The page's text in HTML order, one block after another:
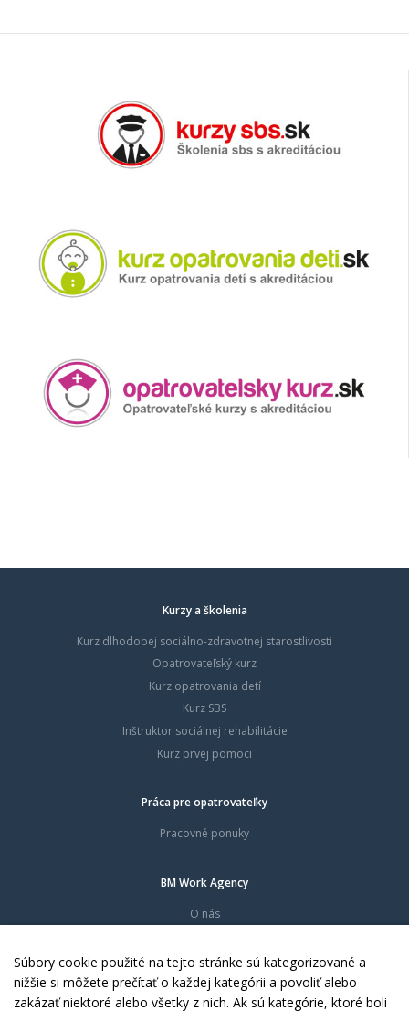
Kurzy a školenia
Kurz dlhodobej sociálno-zdravotnej starostlivosti
Opatrovateľský kurz
Kurz opatrovania detí
Kurz SBS
Inštruktor sociálnej rehabilitácie
Kurz prvej pomoci
Práca pre opatrovateľky
Pracovné ponuky
BM Work Agency
O nás
Dokumenty
Kontakty
Súbory cookie použité na tejto stránke sú kategorizované a
nižšie si môžete prečítať o každej kategórii a povoliť alebo
zakázať niektoré alebo všetky z nich. Ak sú kategórie, ktoré boli